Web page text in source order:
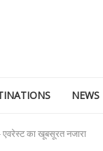
NEWS
का खूबसूरत नजारा